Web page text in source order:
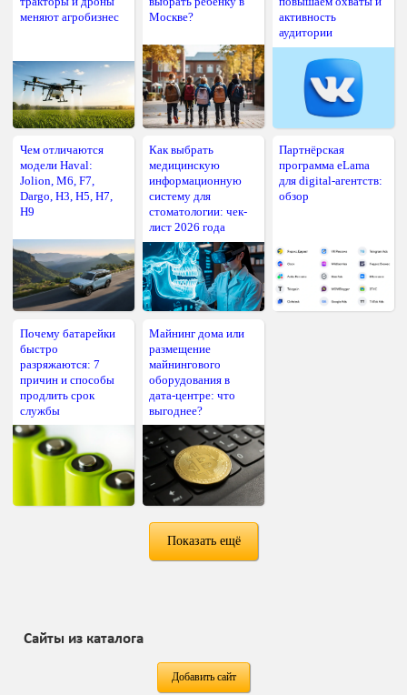
меняют агробизнес
Москве?
активность
аудитории
Чем отличаются
модели Haval:
Jolion, M6, F7,
Dargo, H3, H5, H7,
H9
Как выбрать
медицинскую
информационную
систему для
стоматологии: чек-
лист 2026 года
Партнёрская
программа eLama
для digital-агентств:
обзор
Почему батарейки
быстро
разряжаются: 7
причин и способы
продлить срок
службы
Майнинг дома или
размещение
майнингового
оборудования в
дата-центре: что
выгоднее?
Показать ещё
Сайты из каталога
Добавить сайт